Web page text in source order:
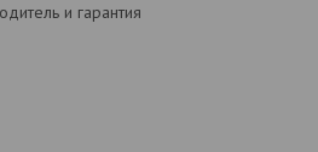
и гарантия